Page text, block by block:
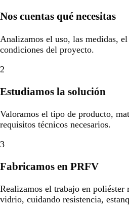
Nos cuentas qué necesitas
Analizamos el uso, las medidas,
condiciones del proyecto.
2
Estudiamos la solución
Valoramos el tipo de producto,
requisitos técnicos necesarios.
3
Fabricamos en PRFV
Realizamos el trabajo en poliéster
vidrio, cuidando resistencia,